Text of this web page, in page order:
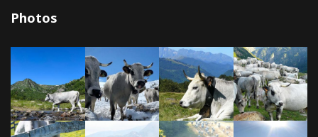
Photos